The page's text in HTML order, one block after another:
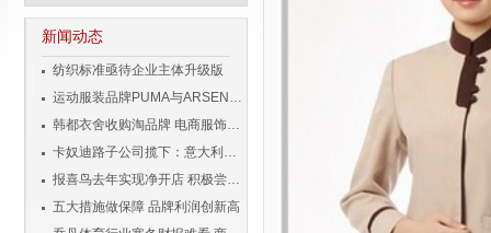
新闻动态
纺织标准亟待企业主体升级版
运动服装品牌PUMA与ARSENAL宣布长期合作伙伴关系
韩都衣舍收购淘品牌 电商服饰企业变身投资者
卡奴迪路子公司揽下：意大利品牌男装独家经营权
报喜鸟去年实现净开店 积极尝试移动互联
五大措施做保障 品牌利润创新高